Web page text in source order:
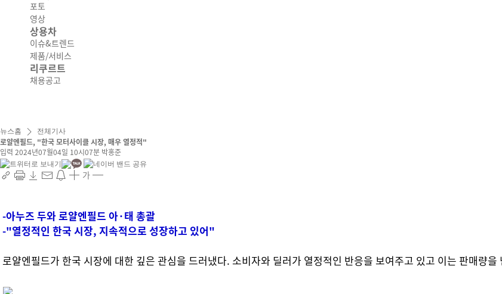
포토
영상
상용차
이슈&트렌드
제품/서비스
리쿠르트
채용공고
뉴스홈 전체기사
로얄엔필드, "한국 모터사이클 시장, 매우 열정적"
입력 2024년07월04일 10시07분 박홍준
가
-아누즈 두와 로얄엔필드 아·태 총괄
-"열정적인 한국 시장, 지속적으로 성장하고 있어"
로얄엔필드가 한국 시장에 대한 깊은 관심을 드러냈다. 소비자와 딜러가 열정적인 반응을 보여주고 있고 이는 판매량